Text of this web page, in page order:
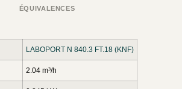
ÉQUIVALENCES
LABOPORT N 840.3 FT.18 (KNF)
2.04 m³/h